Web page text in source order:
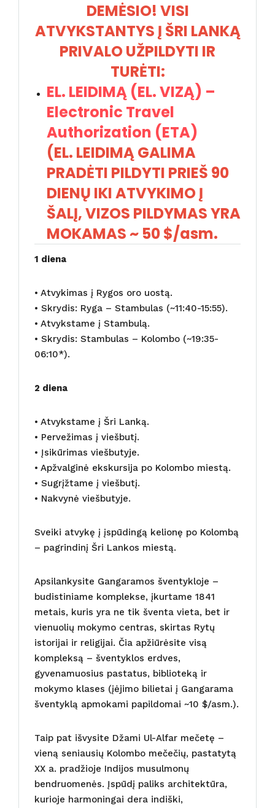
DEMĖSIO! VISI
ATVYKSTANTYS Į ŠRI LANKĄ
PRIVALO UŽPILDYTI IR
TURĖTI:
EL. LEIDIMĄ (EL. VIZĄ) –
Electronic Travel
Authorization (ETA)
(EL. LEIDIMĄ GALIMA
PRADĖTI PILDYTI PRIEŠ 90
DIENŲ IKI ATVYKIMO Į
ŠALĮ, VIZOS PILDYMAS YRA
MOKAMAS ~ 50 $/asm.
1 diena
• Atvykimas į Rygos oro uostą.
• Skrydis: Ryga – Stambulas (~11:40-15:55).
• Atvykstame į Stambulą.
• Skrydis: Stambulas – Kolombo (~19:35-
06:10*).
2 diena
• Atvykstame į Šri Lanką.
• Pervežimas į viešbutį.
• Įsikūrimas viešbutyje.
• Apžvalginė ekskursija po Kolombo miestą.
• Sugrįžtame į viešbutį.
• Nakvynė viešbutyje.
Sveiki atvykę į įspūdingą kelionę po Kolombą
– pagrindinį Šri Lankos miestą.
Apsilankysite Gangaramos šventykloje –
budistiniame komplekse, įkurtame 1841
metais, kuris yra ne tik šventa vieta, bet ir
vienuolių mokymo centras, skirtas Rytų
istorijai ir religijai. Čia apžiūrėsite visą
kompleksą – šventyklos erdves,
gyvenamuosius pastatus, biblioteką ir
mokymo klases (įėjimo bilietai į Gangarama
šventyklą apmokami papildomai ~10 $/asm.).
Taip pat išvysite Džami Ul-Alfar mečetę –
vieną seniausių Kolombo mečečių, pastatytą
XX a. pradžioje Indijos musulmonų
bendruomenės. Įspūdį paliks architektūra,
kurioje harmoningai dera indiški,